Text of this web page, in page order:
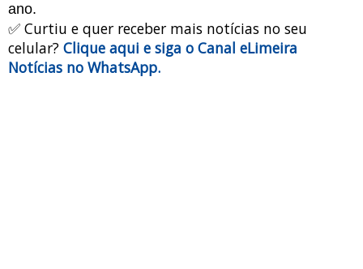
ano.
✅ Curtiu e quer receber mais notícias no seu
celular? Clique aqui e siga o Canal eLimeira
Notícias no WhatsApp.